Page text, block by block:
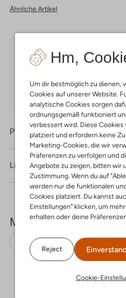
Hm,
Um dir bestmöglich zu dienen,
Cookies auf unserer Website.
analytische Cookies sorgen
ordnungsgemäß funktioniert
verbessert wird. Diese
platziert und erfordern keine
Marketing-Cookies, die wir
Präferenzen zu verfolgen und
Angebote zu zeigen, bitten wir
Zustimmung. Wenn du auf
werden nur die funktionalen
Cookies platziert. Du kannst
Einstellungen" klicken, um
erhalten oder deine
Reject
Cookie-
Ähnliche Artikel
Kostenloser Versandab € 75 für
Mitglieder in Deutschland
Kauf auf Rechnung 30 Tagen
Produktinformation
Lieferung & Rückgabe
Mehr sehen
Chelsea Boots